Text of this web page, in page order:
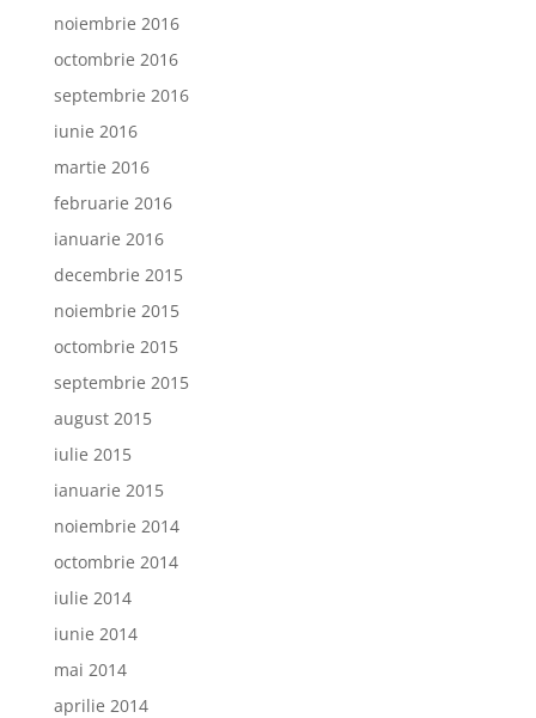
noiembrie 2016
octombrie 2016
septembrie 2016
iunie 2016
martie 2016
februarie 2016
ianuarie 2016
decembrie 2015
noiembrie 2015
octombrie 2015
septembrie 2015
august 2015
iulie 2015
ianuarie 2015
noiembrie 2014
octombrie 2014
iulie 2014
iunie 2014
mai 2014
aprilie 2014